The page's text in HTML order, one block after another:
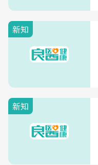
新知
新知